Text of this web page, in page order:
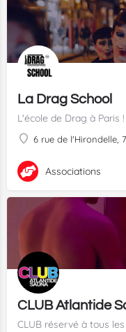
La Drag School
L'école de Drag à Paris !
6 rue de l'Hirondelle,
Associations
CLUB Atlantide